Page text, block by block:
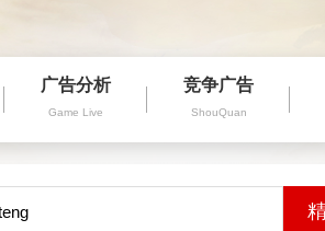
广告分析
Game Live
竞争广告
ShouQuan